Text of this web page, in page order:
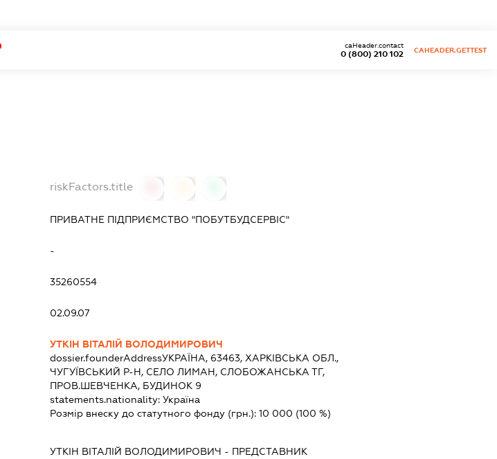
0 (800) 210 102
caHeader.contact
CAHEADER.GETTEST
riskFactors.title
ПРИВАТНЕ ПІДПРИЄМСТВО "ПОБУТБУДСЕРВІС"
-
35260554
02.09.07
УТКІН ВІТАЛІЙ ВОЛОДИМИРОВИЧ
dossier.founderAddressУКРАЇНА, 63463, ХАРКІВСЬКА ОБЛ.,
ЧУГУЇВСЬКИЙ Р-Н, СЕЛО ЛИМАН, СЛОБОЖАНСЬКА ТГ,
ПРОВ.ШЕВЧЕНКА, БУДИНОК 9
statements.nationality:Україна
Розмір внеску до статутного фонду (грн.):10 000 (100 %)
УТКІН ВІТАЛІЙ ВОЛОДИМИРОВИЧ - ПРЕДСТАВНИК